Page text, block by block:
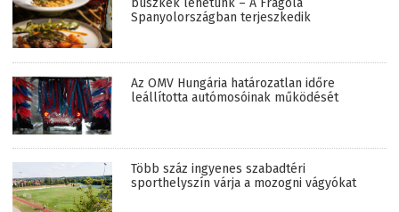
büszkék lehetünk – A Fragola
Spanyolországban terjeszkedik
Az OMV Hungária határozatlan időre
leállította autómosóinak működését
Több száz ingyenes szabadtéri
sporthelyszín várja a mozogni vágyókat